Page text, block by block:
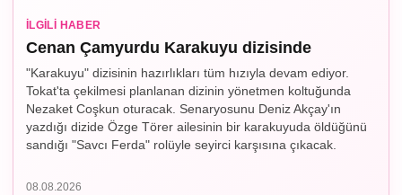
İLGILI HABER
Cenan Çamyurdu Karakuyu dizisinde
"Karakuyu" dizisinin hazırlıkları tüm hızıyla devam ediyor.
Tokat'ta çekilmesi planlanan dizinin yönetmen koltuğunda
Nezaket Coşkun oturacak. Senaryosunu Deniz Akçay'ın
yazdığı dizide Özge Törer ailesinin bir karakuyuda öldüğünü
sandığı "Savcı Ferda" rolüyle seyirci karşısına çıkacak.
08.08.2026